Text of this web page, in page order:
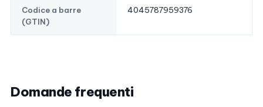
Codice a barre
(GTIN)
4045787959376
Domande frequenti